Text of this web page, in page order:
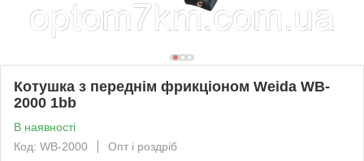
Котушка з переднім фрикціоном Weida WB-
2000 1bb
В наявності
Код: WB-2000
Опт і роздріб